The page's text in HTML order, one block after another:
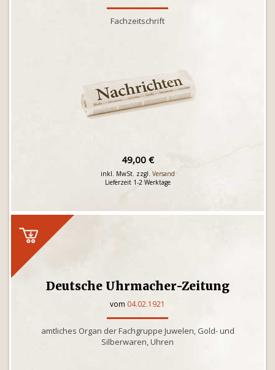
Fachzeitschrift
49,00 €
inkl. MwSt. zzgl. Versand
Lieferzeit 1-2 Werktage
Deutsche Uhrmacher-Zeitung
vom 04.02.1921
amtliches Organ der Fachgruppe Juwelen, Gold- und
Silberwaren, Uhren